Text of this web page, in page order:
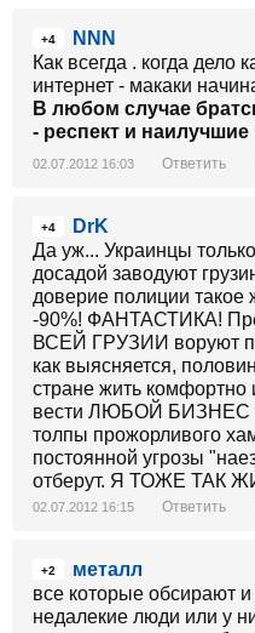
+4
NNN
Как всегда . когда дело
интернет - макаки
В любом случае
- респект и
02.07.2012 16:03 Ответить
+4
DrK
Да уж... Украинцы
досадой заводуют
доверие полиции такое
-90%! ФАНТАСТИКА!
ВСЕЙ ГРУЗИИ воруют
как выясняется,
стране жить
вести ЛЮБОЙ БИЗНЕС
толпы прожорливого
постоянной угрозы
отберут. Я ТОЖЕ ТАК
02.07.2012 16:15 Ответить
+2
металл
все которые обсирают
недалекие люди или у